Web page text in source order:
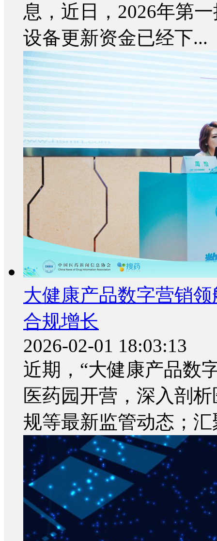
息，近日，2026年第
设备更新资金已经下...
大健康产品数字营销
合规增长
2026-02-01 18:03:13
近期，“大健康产品数
医药园开营，深入剖
规等最新监管动态；汇